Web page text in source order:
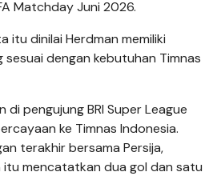
Matchday Juni 2026.
itu dinilai Herdman memiliki
dengan kebutuhan Timnas
di pengujung BRI Super League
ke Timnas Indonesia.
terakhir bersama Persija,
itu mencatatkan dua gol dan satu